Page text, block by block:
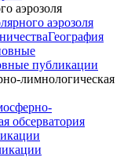
аэрозоля
аэрозоля
География
публикации
лимнологическая
обсерватория